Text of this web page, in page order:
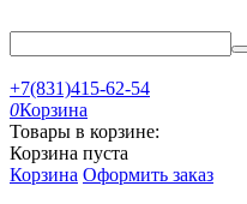
+7(831)415-62-54
0Корзина
Товары в корзине:
Корзина пуста
Корзина Оформить заказ